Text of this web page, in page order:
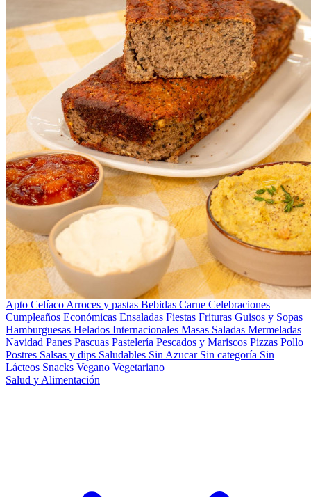
Apto Celíaco Arroces y pastas Bebidas Carne Celebraciones
Cumpleaños Económicas Ensaladas Fiestas Frituras Guisos y Sopas
Hamburguesas Helados Internacionales Masas Saladas Mermeladas
Navidad Panes Pascuas Pastelería Pescados y Mariscos Pizzas Pollo
Postres Salsas y dips Saludables Sin Azucar Sin categoría Sin
Lácteos Snacks Vegano Vegetariano
Salud y Alimentación